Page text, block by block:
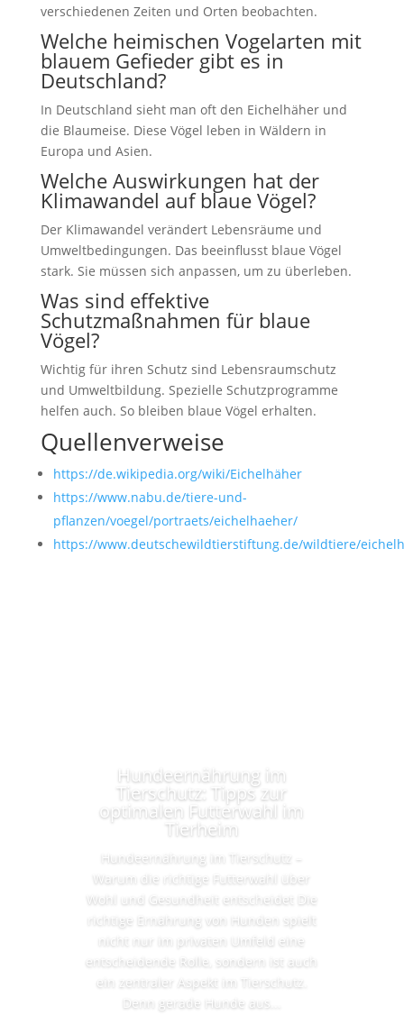
verschiedenen Zeiten und Orten beobachten.
Welche heimischen Vogelarten mit
blauem Gefieder gibt es in
Deutschland?
In Deutschland sieht man oft den Eichelhäher und
die Blaumeise. Diese Vögel leben in Wäldern in
Europa und Asien.
Welche Auswirkungen hat der
Klimawandel auf blaue Vögel?
Der Klimawandel verändert Lebensräume und
Umweltbedingungen. Das beeinflusst blaue Vögel
stark. Sie müssen sich anpassen, um zu überleben.
Was sind effektive
Schutzmaßnahmen für blaue
Vögel?
Wichtig für ihren Schutz sind Lebensraumschutz
und Umweltbildung. Spezielle Schutzprogramme
helfen auch. So bleiben blaue Vögel erhalten.
Quellenverweise
https://de.wikipedia.org/wiki/Eichelhäher
https://www.nabu.de/tiere-und-
pflanzen/voegel/portraets/eichelhaeher/
https://www.deutschewildtierstiftung.de/wildtiere/
Hundeernährung im
Tierschutz: Tipps zur
optimalen Futterwahl im
Tierheim
Hundeernährung im Tierschutz –
Warum die richtige Futterwahl über
Wohl und Gesundheit entscheidet Die
richtige Ernährung von Hunden spielt
nicht nur im privaten Umfeld eine
entscheidende Rolle, sondern ist auch
ein zentraler Aspekt im Tierschutz.
Denn gerade Hunde aus...